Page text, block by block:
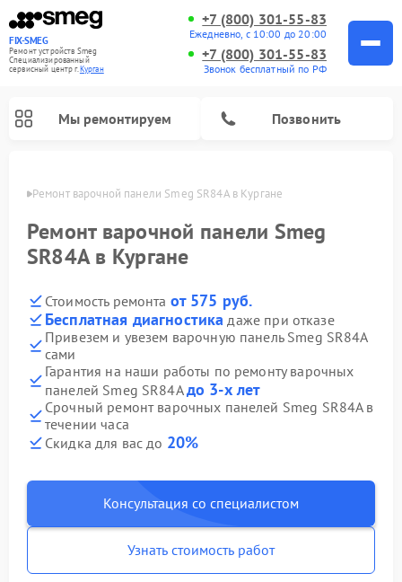
FIX-SMEG
Ремонт устройств Smeg
Специализированный
cервисный центр г.Курган
+7 (800) 301-55-83
Ежедневно, с 10:00 до 20:00
+7 (800) 301-55-83
Звонок бесплатный по РФ
Мы ремонтируем Позвонить
Ремонт варочной панели Smeg SR84A в Кургане
Ремонт варочной панели Smeg
SR84A в Кургане
Стоимость ремонта от 575 руб.
Бесплатная диагностика даже при отказе
Привезем и увезем варочную панель Smeg SR84A
сами
Гарантия на наши работы по ремонту варочных
панелей Smeg SR84Aдо 3-х лет
Срочный ремонт варочных панелей Smeg SR84A в
течении часа
Скидка для вас до 20%
Консультация со специалистом
Узнать стоимость работ